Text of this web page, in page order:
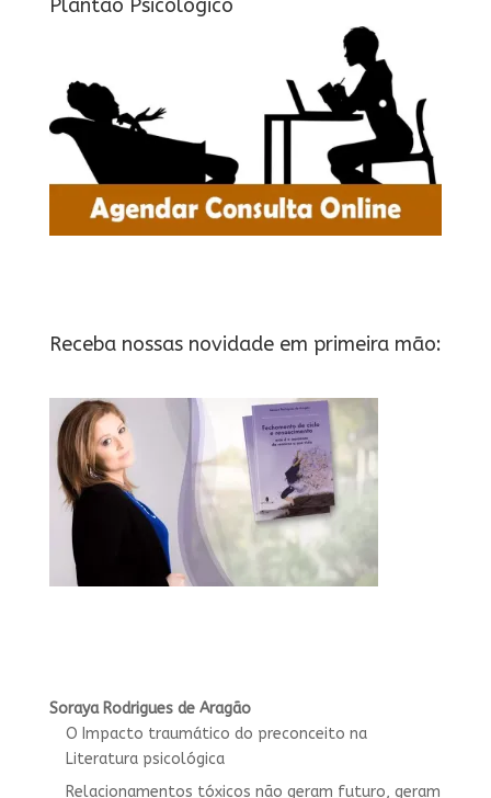
Plantão Psicológico
Receba nossas novidade em primeira mão:
Soraya Rodrigues de Aragão
O Impacto traumático do preconceito na
Literatura psicológica
Relacionamentos tóxicos não geram futuro, geram